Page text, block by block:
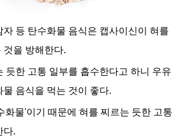
자 등 탄수화물 음식은 캡사이신이 혀를
것을 방해한다.
듯한 고통 일부를 흡수한다고 하니 우유
물 음식을 먹는 것이 좋다.
화물'이기 때문에 혀를 찌르는 듯한 고통
다.